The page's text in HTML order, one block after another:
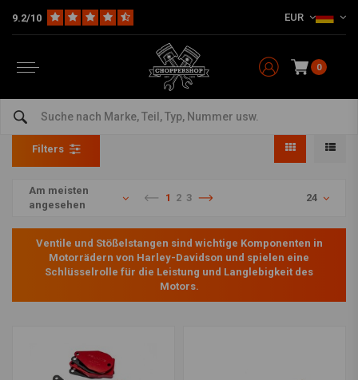
9.2/10 EUR
0
Ventil- und Stößelstangenteile
Home HD Harley Wartung Ventil- und Stößelstangenteile
Filters
Am meisten
angesehen
1 2 3 24
Ventile und Stößelstangen sind wichtige Komponenten in
Motorrädern von Harley-Davidson und spielen eine
Schlüsselrolle für die Leistung und Langlebigkeit des
Motors.